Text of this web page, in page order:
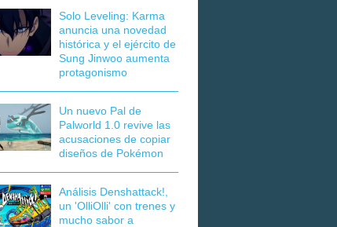
Solo Leveling: Karma
anuncia una novedad
histórica y el ejército de
Sung Jinwoo aumenta
protagonismo
Un nuevo Pal de
Palworld 1.0 revive las
acusaciones de copiar
diseños de Pokémon
Análisis Denshattack!,
un 'OlliOlli' con trenes y
mucho sabor a